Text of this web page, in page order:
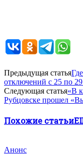
Предыдущая статья
отключений с 25 по
Следующая статья«В
Рубцовске прошел
Похожие статьи
Анонс